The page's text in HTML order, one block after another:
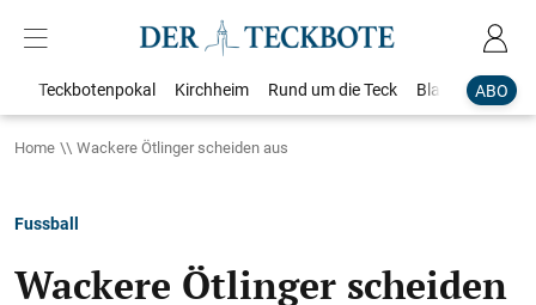
ABO
Teckbotenpokal Kirchheim Rund um die Teck Blaulicht
Home Wackere Ötlinger scheiden aus
Fussball
Wackere Ötlinger scheiden